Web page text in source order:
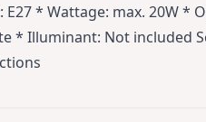
E27 * Wattage: max. 20W *
* Illuminant: Not included